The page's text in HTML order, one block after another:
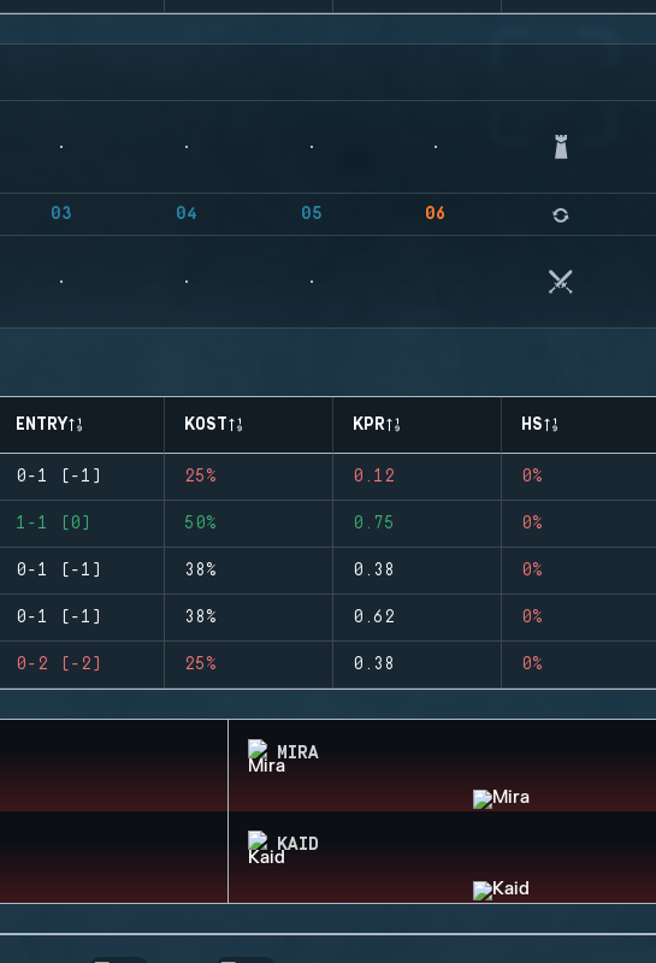
03 04 05 06
ENTRY KOST KPR HS
0-1 (-1) 25% 0.12 0%
1-1 (0) 50% 0.75 0%
0-1 (-1) 38% 0.38 0%
0-1 (-1) 38% 0.62 0%
0-2 (-2) 25% 0.38 0%
MIRA
KAID